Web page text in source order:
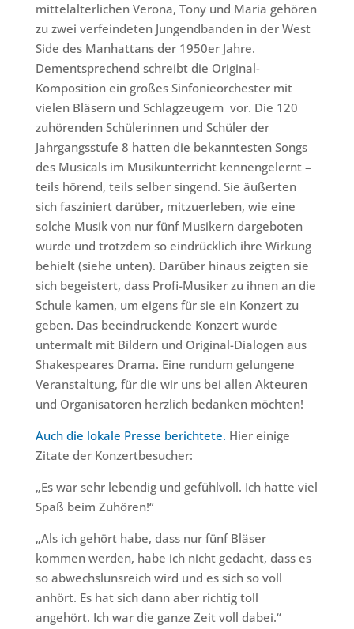
mittelalterlichen Verona, Tony und Maria gehören
zu zwei verfeindeten Jungendbanden in der West
Side des Manhattans der 1950er Jahre.
Dementsprechend schreibt die Original-
Komposition ein großes Sinfonieorchester mit
vielen Bläsern und Schlagzeugern vor. Die 120
zuhörenden Schülerinnen und Schüler der
Jahrgangsstufe 8 hatten die bekanntesten Songs
des Musicals im Musikunterricht kennengelernt –
teils hörend, teils selber singend. Sie äußerten
sich fasziniert darüber, mitzuerleben, wie eine
solche Musik von nur fünf Musikern dargeboten
wurde und trotzdem so eindrücklich ihre Wirkung
behielt (siehe unten). Darüber hinaus zeigten sie
sich begeistert, dass Profi-Musiker zu ihnen an die
Schule kamen, um eigens für sie ein Konzert zu
geben. Das beeindruckende Konzert wurde
untermalt mit Bildern und Original-Dialogen aus
Shakespeares Drama. Eine rundum gelungene
Veranstaltung, für die wir uns bei allen Akteuren
und Organisatoren herzlich bedanken möchten!
Auch die lokale Presse berichtete. Hier einige
Zitate der Konzertbesucher:
„Es war sehr lebendig und gefühlvoll. Ich hatte viel
Spaß beim Zuhören!“
„Als ich gehört habe, dass nur fünf Bläser
kommen werden, habe ich nicht gedacht, dass es
so abwechslunsreich wird und es sich so voll
anhört. Es hat sich dann aber richtig toll
angehört. Ich war die ganze Zeit voll dabei.“